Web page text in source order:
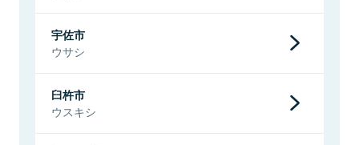
宇佐市
ウサシ
臼杵市
ウスキシ